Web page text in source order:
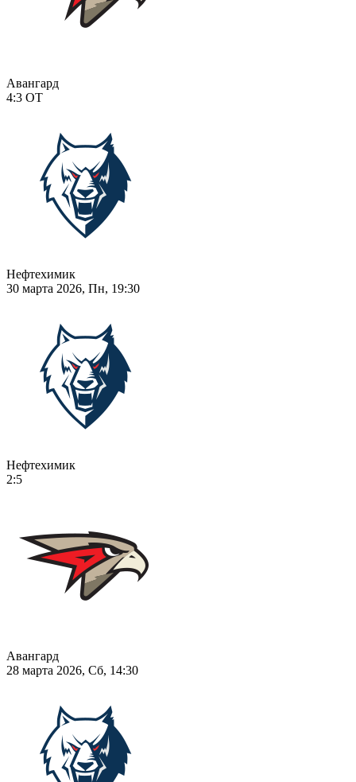
Авангард
4:3 ОТ
Нефтехимик
30 марта 2026, Пн, 19:30
Нефтехимик
2:5
Авангард
28 марта 2026, Сб, 14:30